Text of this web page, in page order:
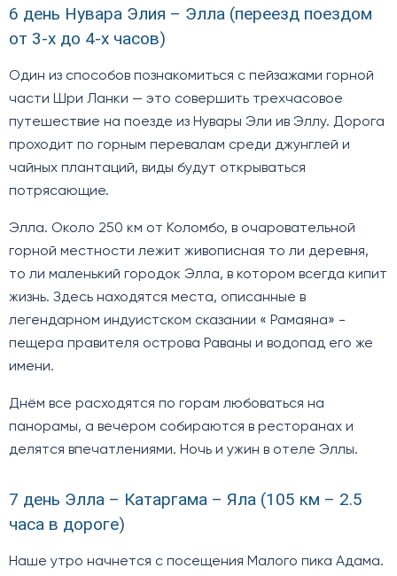
6 день Нувара Элия – Элла (переезд поездом
от 3-х до 4-х часов)
Один из способов познакомиться с пейзажами горной
части Шри Ланки — это совершить трехчасовое
путешествие на поезде из Нувары Эли ив Эллу. Дорога
проходит по горным перевалам среди джунглей и
чайных плантаций, виды будут открываться
потрясающие.
Элла. Около 250 км от Коломбо, в очаровательной
горной местности лежит живописная то ли деревня,
то ли маленький городок Элла, в котором всегда кипит
жизнь. Здесь находятся места, описанные в
легендарном индуистском сказании « Рамаяна» -
пещера правителя острова Раваны и водопад его же
имени.
Днём все расходятся по горам любоваться на
панорамы, а вечером собираются в ресторанах и
делятся впечатлениями. Ночь и ужин в отеле Эллы.
7 день Элла – Катаргама – Яла (105 км – 2.5
часа в дороге)
Наше утро начнется с посещения Малого пика Адама.